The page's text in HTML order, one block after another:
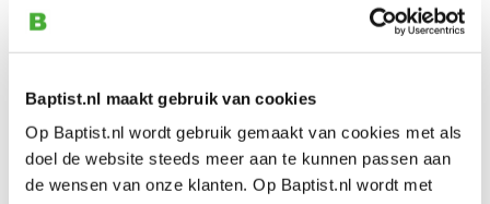
Baptist.nl maakt gebruik van cookies
Op Baptist.nl wordt gebruik gemaakt van cookies met als
doel de website steeds meer aan te kunnen passen aan
de wensen van onze klanten. Op Baptist.nl wordt met
As:Ø 6 mm
Capaciteit:1,5 - 10 mm (1/16" - 3/8")
Inclusief:boorkophouder